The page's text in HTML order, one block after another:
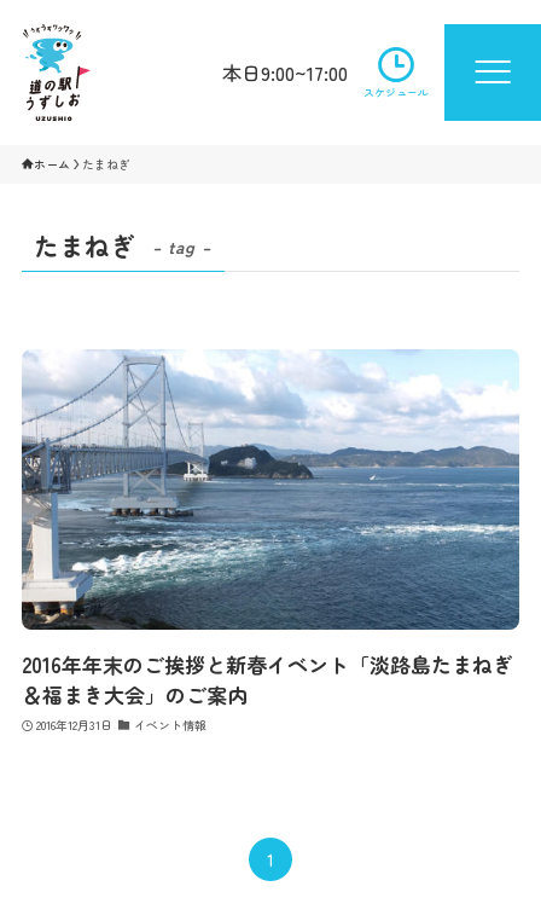
本日9:00~17:00
スケジュール
ホーム たまねぎ
たまねぎ – tag –
2016年年末のご挨拶と新春イベント「淡路島たまねぎ
＆福まき大会」のご案内
2016年12月31日 イベント情報
1